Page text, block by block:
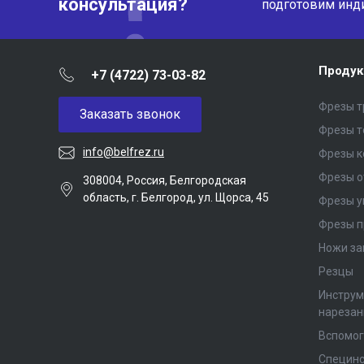
консультация? подготовим
+7 (4722) 73-03-82
Заказать звонок
info@belfrez.ru
308004, Россия, Белгородская
область, г. Белгород, ул. Щорса, 45
Фрезы
Фрезы
Фрезы
Фрезы
Фрезы
Фрезы
Ножи
Резцы